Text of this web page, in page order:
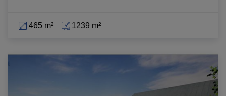
465 m² 1239 m²